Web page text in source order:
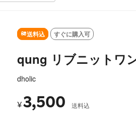
SOLD OUT
送料込 すぐに購入可
qung リブニットワ
dholic
¥3,500 送料込